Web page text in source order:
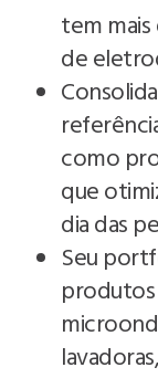
tem
de
como
que
dia das
Seu